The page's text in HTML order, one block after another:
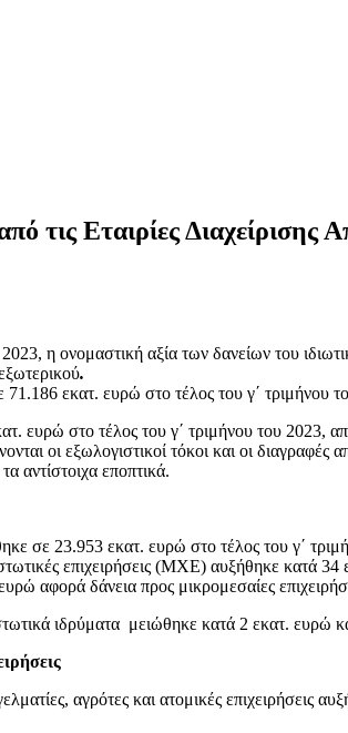
τις Εταιρίες
η ονομαστική αξία των δανείων του
.
εκατ. ευρώ στο τέλος του γ΄ τριμήνου
ευρώ στο τέλος του γ΄ τριμήνου του 2023,
οι εξωλογιστικοί τόκοι και οι
αντίστοιχα εποπτικά.
σε 23.953 εκατ. ευρώ στο τέλος του γ΄
επιχειρήσεις (ΜΧΕ) αυξήθηκε κατά
αφορά δάνεια προς μικρομεσαίες
ιδρύματα μειώθηκε κατά 2 εκατ.
αγρότες και ατομικές